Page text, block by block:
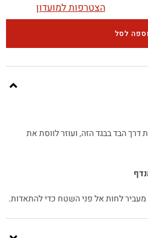
הצטרפות למועדון
לסל
דרך הבד בבגד הזה, ועוזר לווסת את
לחות אל פני השטח כדי להתאדות.